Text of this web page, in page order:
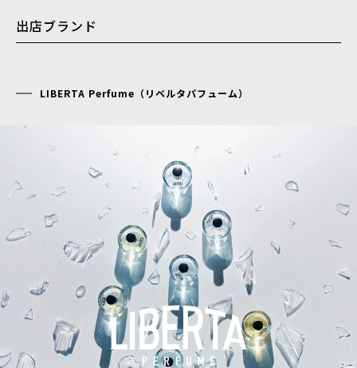
出店ブランド
LIBERTA Perfume（リベルタパフューム）